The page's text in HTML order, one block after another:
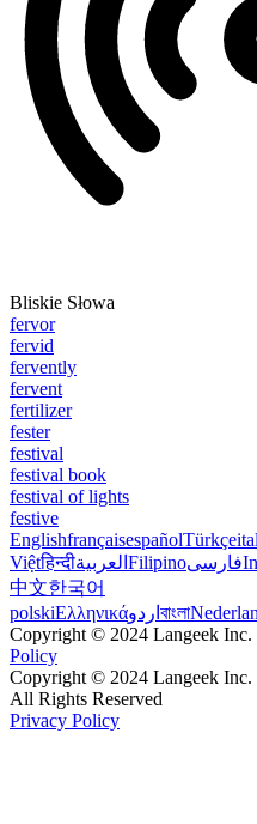
Bliskie Słowa
fervor
fervid
fervently
fervent
fertilizer
fester
festival
festival book
festival of lights
festive
EnglishfrançaisespañolTürkçe
Việtहिन्दीالعربية Filipinoفارسی
中文한국어
polskiΕλληνικάاردو বাংলা
Copyright © 2024 Langeek Inc.
Policy
Copyright © 2024 Langeek Inc.
All Rights Reserved
Privacy Policy